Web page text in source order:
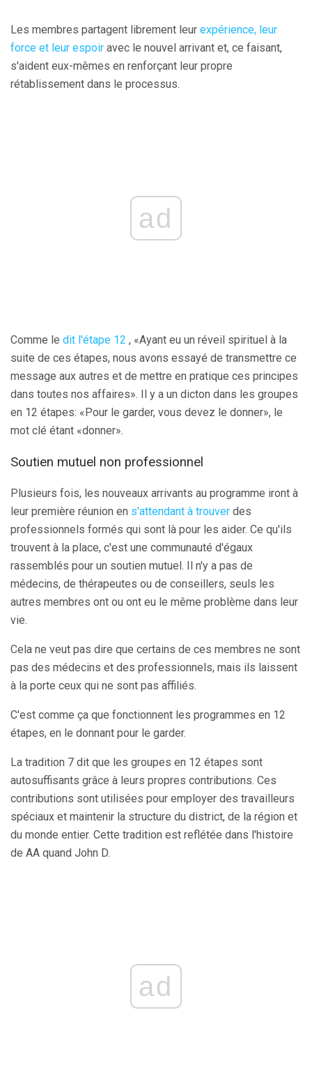
Les membres partagent librement leur expérience, leur
force et leur espoir avec le nouvel arrivant et, ce faisant,
s'aident eux-mêmes en renforçant leur propre
rétablissement dans le processus.
ad
Comme le dit l'étape 12 , «Ayant eu un réveil spirituel à la
suite de ces étapes, nous avons essayé de transmettre ce
message aux autres et de mettre en pratique ces principes
dans toutes nos affaires». Il y a un dicton dans les groupes
en 12 étapes: «Pour le garder, vous devez le donner», le
mot clé étant «donner».
Soutien mutuel non professionnel
Plusieurs fois, les nouveaux arrivants au programme iront à
leur première réunion en s'attendant à trouver des
professionnels formés qui sont là pour les aider. Ce qu'ils
trouvent à la place, c'est une communauté d'égaux
rassemblés pour un soutien mutuel. Il n'y a pas de
médecins, de thérapeutes ou de conseillers, seuls les
autres membres ont ou ont eu le même problème dans leur
vie.
Cela ne veut pas dire que certains de ces membres ne sont
pas des médecins et des professionnels, mais ils laissent
à la porte ceux qui ne sont pas affiliés.
C'est comme ça que fonctionnent les programmes en 12
étapes, en le donnant pour le garder.
La tradition 7 dit que les groupes en 12 étapes sont
autosuffisants grâce à leurs propres contributions. Ces
contributions sont utilisées pour employer des travailleurs
spéciaux et maintenir la structure du district, de la région et
du monde entier. Cette tradition est reflétée dans l'histoire
de AA quand John D.
ad